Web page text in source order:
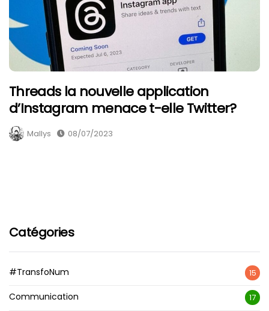
Threads la nouvelle application
d’Instagram menace t-elle Twitter?
Mallys 08/07/2023
Catégories
#TransfoNum 15
Communication 17